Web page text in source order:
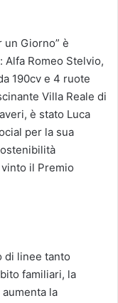
un Giorno” è
Alfa Romeo Stelvio,
190cv e 4 ruote
Villa Reale di
è stato Luca
per la sua
il Premio
di linee tanto
familiari, la
la